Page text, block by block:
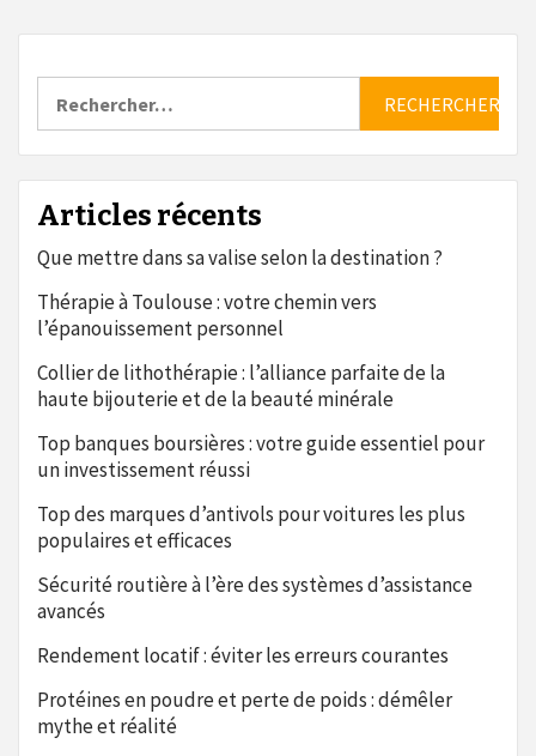
Articles récents
Que mettre dans sa valise selon la destination ?
Thérapie à Toulouse : votre chemin vers
l’épanouissement personnel
Collier de lithothérapie : l’alliance parfaite de la
haute bijouterie et de la beauté minérale
Top banques boursières : votre guide essentiel pour
un investissement réussi
Top des marques d’antivols pour voitures les plus
populaires et efficaces
Sécurité routière à l’ère des systèmes d’assistance
avancés
Rendement locatif : éviter les erreurs courantes
Protéines en poudre et perte de poids : démêler
mythe et réalité